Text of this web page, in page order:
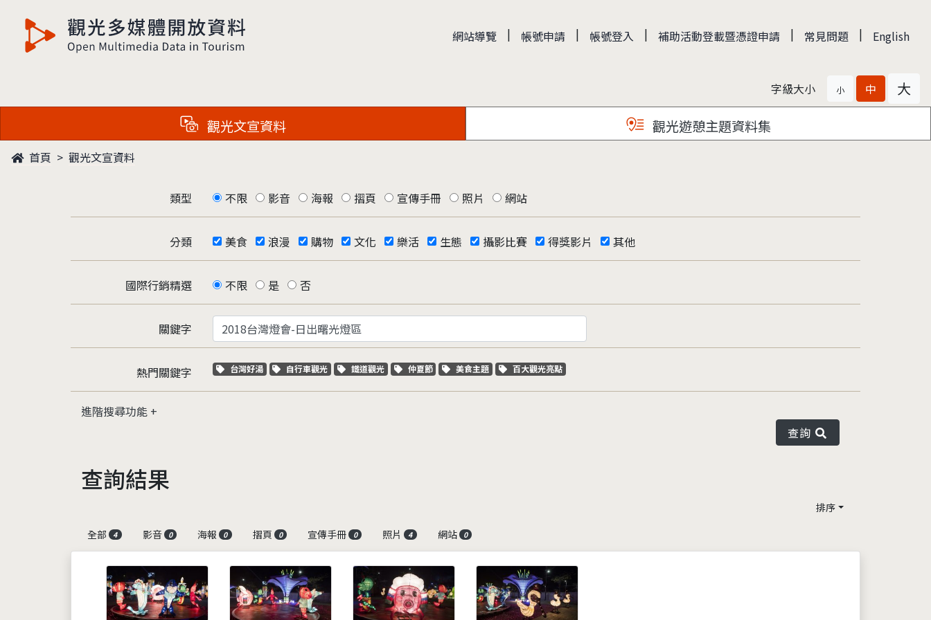
觀光多媒體開放資料 網站導覽 | 帳號申請 | 帳號登入 | 補助活動登載暨憑證申請 | 常見問題 | English
字級大小 小 中 大
觀光文宣資料 觀光遊憩主題資料集
首頁 觀光文宣資料
類型 不限 影音 海報 摺頁 宣傳手冊 照片 網站
分類 美食 浪漫 購物 文化 樂活 生態 攝影比賽 得獎影片 其他
國際行銷精選 不限 是 否
關鍵字
熱門關鍵字 關鍵字標籤
台灣好湯 關鍵字標籤
自行車觀光 關鍵字標籤
鐵道觀光 關鍵字標籤
仲夏節 關鍵字標籤
美食主題 關鍵字標籤
百大觀光亮點
進階搜尋功能
查詢
查詢結果
排序
全部
4 影音 0 海報 0 摺頁 0 宣傳手冊 0 照片 4 網站 0